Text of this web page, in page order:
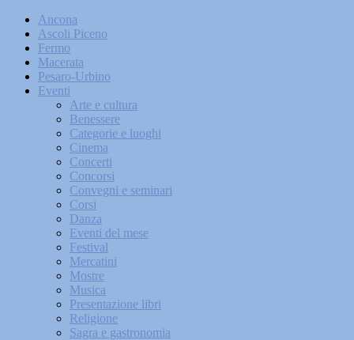
Ancona
Ascoli Piceno
Fermo
Macerata
Pesaro-Urbino
Eventi
Arte e cultura
Benessere
Categorie e luoghi
Cinema
Concerti
Concorsi
Convegni e seminari
Corsi
Danza
Eventi del mese
Festival
Mercatini
Mostre
Musica
Presentazione libri
Religione
Sagra e gastronomia